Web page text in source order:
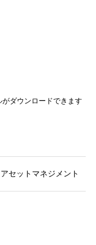
ダウンロードできます
セットマネジメント株